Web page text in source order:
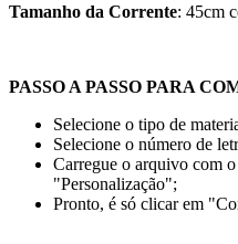
Tamanho da Corrente: 45cm
PASSO A PASSO PARA
Selecione o tipo de
Selecione o número de
Carregue o arquivo com
"Personalização";
Pronto, é só clicar em